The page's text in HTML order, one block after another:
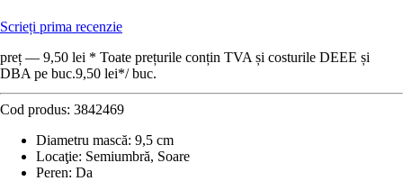
Scrieți prima recenzie
preț — 9,50 lei * Toate prețurile conțin TVA și costurile DEEE și
DBA pe buc.9,50 lei*/ buc.
Cod produs: 3842469
Diametru mască: 9,5 cm
Locaţie: Semiumbră, Soare
Peren: Da